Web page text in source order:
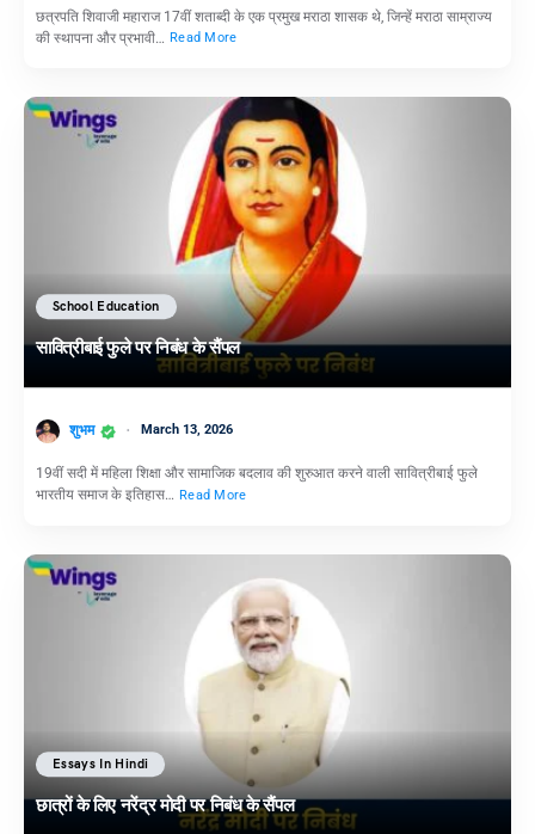
छत्रपति शिवाजी महाराज 17वीं शताब्दी के एक प्रमुख मराठा शासक थे, जिन्हें मराठा साम्राज्य
की स्थापना और प्रभावी… Read More
School Education
सावित्रीबाई फुले पर निबंध के सैंपल
शुभम March 13, 2026
19वीं सदी में महिला शिक्षा और सामाजिक बदलाव की शुरुआत करने वाली सावित्रीबाई फुले
भारतीय समाज के इतिहास… Read More
Essays In Hindi
छात्रों के लिए नरेंद्र मोदी पर निबंध के सैंपल